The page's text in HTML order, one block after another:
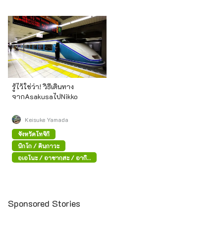
รู้ไว้ใช่ว่า! วิธีเดินทาง
จากAsakusaไปNikko
Keisuke Yamada
จังหวัดโทจิกิ
นิกโก / คินุกาวะ
อุเอโนะ / อาซากุสะ / อากิ
ฮาบาระ
Sponsored Stories